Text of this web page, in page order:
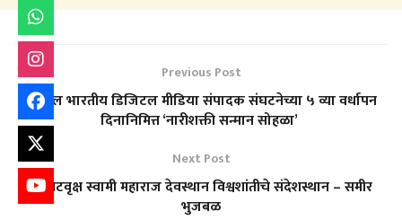
Previous Post
अखिल भारतीय डिजिटल मीडिया संपादक संघटनेच्या ५ व्या वर्धापन
दिनानिमित्त ‘नारीशक्ती सन्मान सोहळा’
Next Post
श्री वटवृक्ष स्वामी महाराज देवस्थान विश्वशांतीचे संदेशस्थान – समीर
भुजबळ